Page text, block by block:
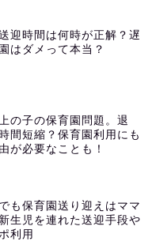
迎時間は何時が正解？遅
はダメって本当？
の子の保育園問題。退
間短縮？保育園利用にも
が必要なことも！
も保育園送り迎えはママ
生児を連れた送迎手段や
利用